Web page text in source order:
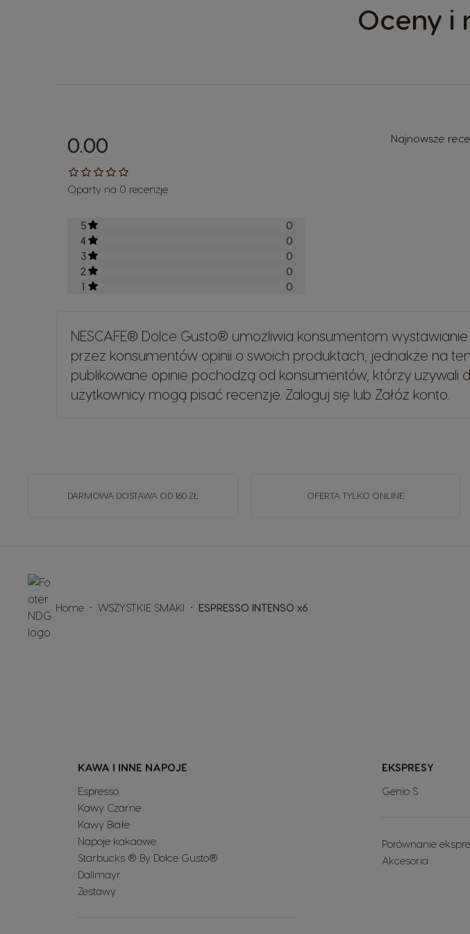
Oceny i
0.00
Oparty na 0 recenzje
5
0
4
0
3
0
2
0
1
0
Najnowsze
NESCAFE® Dolce Gusto® umożliwia konsumentom
przez konsumentów opinii o swoich produktach, jednakże na
publikowane opinie pochodzą od konsumentów, którzy używali
użytkownicy mogą pisać recenzje. Zaloguj się lub Załóż konto
DARMOWA DOSTAWA OD 160 ZŁ OFERTA TYLKO ONLINE
Home WSZYSTKIE SMAKI ESPRESSO INTENSO x6
KAWA I INNE NAPOJE
Espresso
Kawy Czarne
Kawy Białe
Napoje kakaowe
Starbucks ® By Dolce Gusto®
Dallmayr
Zestawy
EKSPRESY
Genio S
Porównanie
Akcesoria